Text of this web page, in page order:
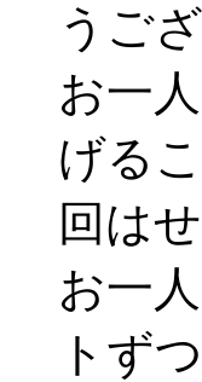
うご
お一
げる
回は
お一
トず